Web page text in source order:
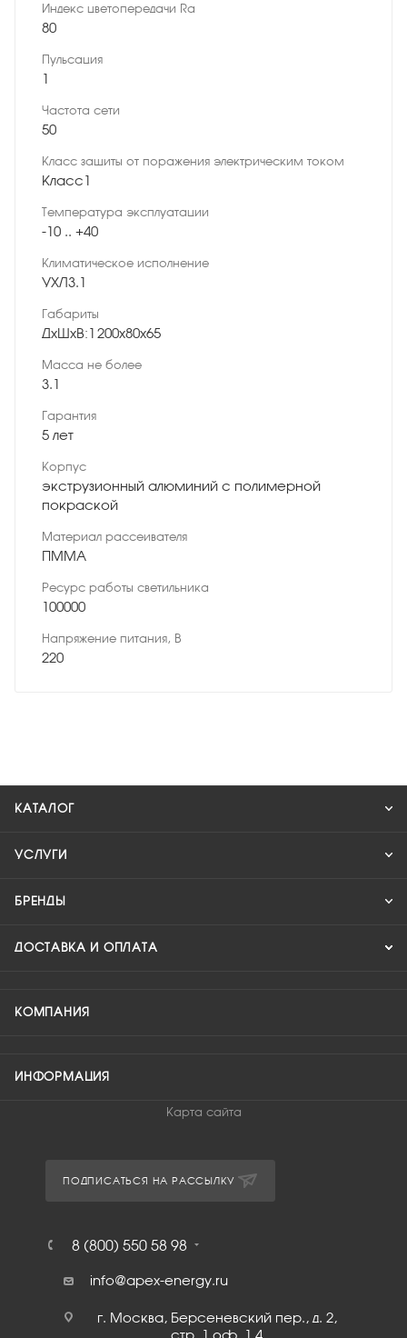
Индекс цветопередачи Ra
80
Пульсация
1
Частота сети
50
Класс защиты от поражения электрическим током
Класс1
Температура эксплуатации
-10 .. +40
Климатическое исполнение
УХЛ3.1
Габариты
ДхШхВ:1 200х80х65
Масса не более
3.1
Гарантия
5 лет
Корпус
экструзионный алюминий с полимерной
покраской
Материал рассеивателя
ПММА
Ресурс работы светильника
100000
Напряжение питания, В
220
КАТАЛОГ
УСЛУГИ
БРЕНДЫ
ДОСТАВКА И ОПЛАТА
КОМПАНИЯ
ИНФОРМАЦИЯ
Карта сайта
ПОДПИСАТЬСЯ НА РАССЫЛКУ
8 (800) 550 58 98
info@apex-energy.ru
г. Москва, Берсеневский пер., д. 2,
стр. 1 оф. 1.4